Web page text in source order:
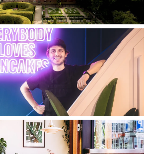
& drinken
kinderen
muziek en musea
week in Stad en Ommeland
dag op pad in Groningen stad